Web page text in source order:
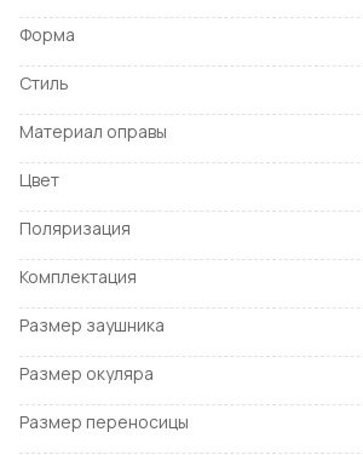
Форма
Стиль
Материал оправы
Цвет
Поляризация
Комплектация
Размер заушника
Размер окуляра
Размер переносицы